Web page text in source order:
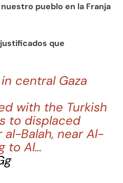
pueblo en la Franja
que
central Gaza
with the Turkish
to displaced
Balah, near Al-
to Al…